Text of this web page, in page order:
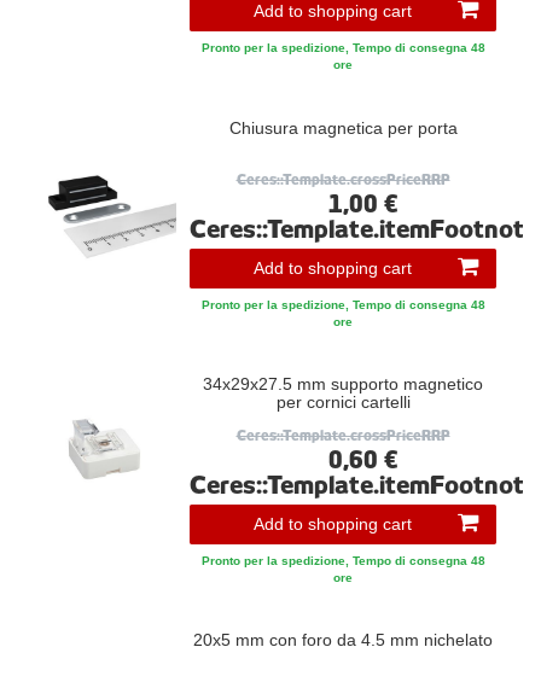
Add to shopping cart
Pronto per la spedizione, Tempo di consegna 48
ore
Chiusura magnetica per porta
Ceres::Template.crossPriceRRP
1,00 €
Ceres::Template.itemFootnote
Add to shopping cart
Pronto per la spedizione, Tempo di consegna 48
ore
34x29x27.5 mm supporto magnetico
per cornici cartelli
Ceres::Template.crossPriceRRP
0,60 €
Ceres::Template.itemFootnote
Add to shopping cart
Pronto per la spedizione, Tempo di consegna 48
ore
20x5 mm con foro da 4.5 mm nichelato